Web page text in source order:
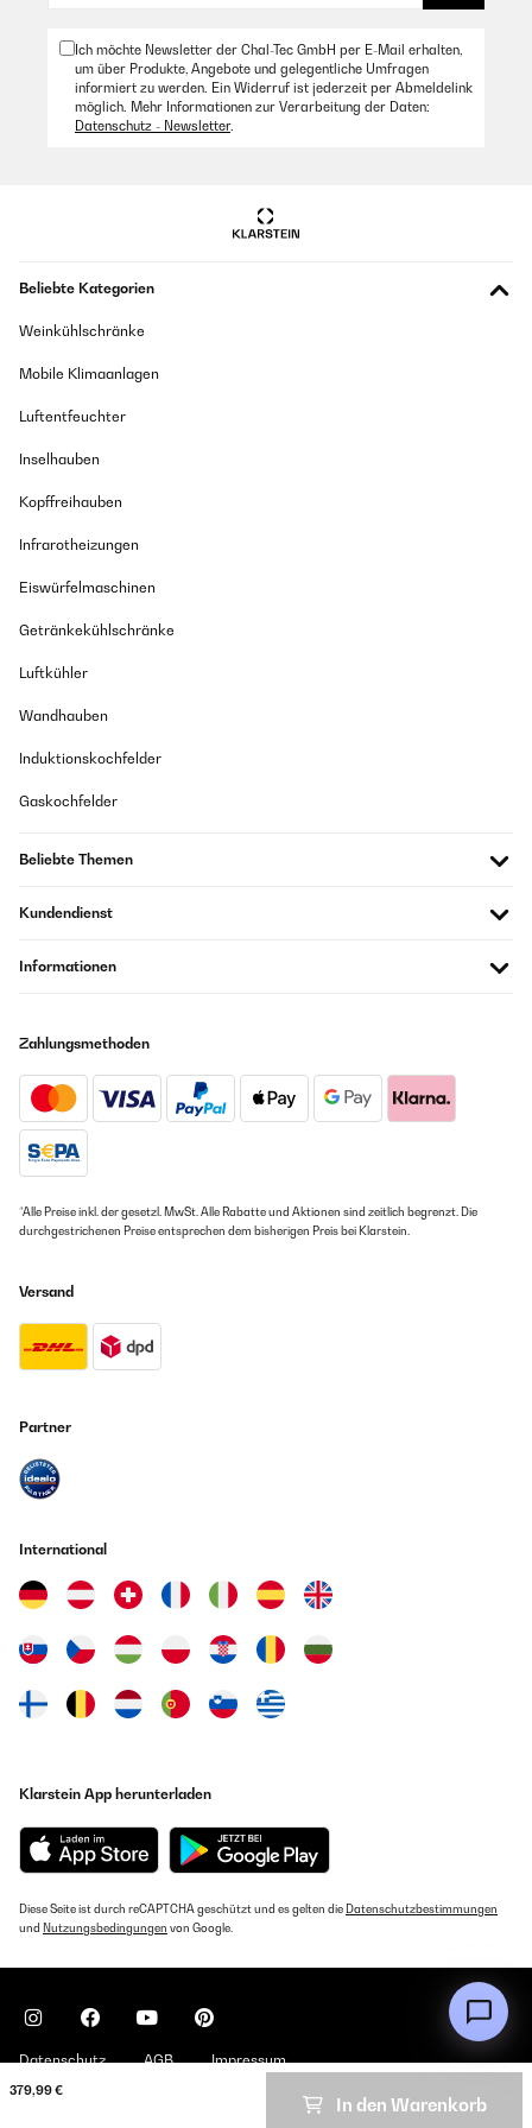
379,99 €
In den Warenkorb
cette situation. Veuillez contacter notre service client, nous
serons ravis de pouvoir vous aider.
Notre engagement est d’améliorer continuellement et de fournir
un service à la hauteur de vos attentes.
_______________________________
Übersetzen
Parece una maquina de buena calidad, funciona muy bien hasta
eigenständig überprüft
Perfetto per la produzione di cubetti di ghiaccio
Amazon Benutzer – Bewertung durch Chal-Tec GmbH nicht
Fonctionne très bien ,rapide . Dommage petite rayure ( mais bien
Amazon Benutzer – Bewertung durch Chal-Tec GmbH nicht
marca y de menor capacidad (12kg). La teníamos 24h encendida
casi cualquier bebida... Aquella máquina se nos estropeó un par
de veces en dos años.... Por suerte lo cubrió la garantía vez al
cabo de 10 meses, la enviamos a reparar en garantía y nos
llegaron a enviar una nueva unidad al no poder repararla.
Finalmente al cabo de un año la unidad de repuesto se volvió a
estropear... Ya fuera de garantía no pudiendo repararla.En base
una de mayor capacidad porque asumimos que a mayor
capacidad mayor robustez de materiales.Pues bien, creo que con
Amazon Benutzer – Bewertung durch Chal-Tec GmbH nicht
eigenständig überprüft
Rachat de celle-ci qui est mécaniquement est exactement la
inutilisables sous cette forme. Je pensais, en lisant le descriptif
de cette machine, avoir des glaçons utilisables et surtout
détachés, il n'en ai rien. En fait j'ai reçu une machine identique,
équipée il est vrai d'un système de broyage, c'est vraiment du
J'ai accordé 4 étoiles parce que le vendeur respecte ses
conditions de garantie et que les livraisons sont sérieuses.
eigenständig überprüft
Très bonne machine à glace ! Je l'utilise dans mon restaurant et
elle fait très bien le travail. Petit bémol ce pendant le système
Amazon Benutzer – Bewertung durch Chal-Tec GmbH nicht
eigenständig überprüft
Übersetzen
Ich möchte Newsletter der Chal-Tec GmbH per E-Mail erhalten,
um über Produkte, Angebote und gelegentliche Umfragen
informiert zu werden. Ein Widerruf ist jederzeit per Abmeldelink
möglich. Mehr Informationen zur Verarbeitung der Daten:
Datenschutz - Newsletter.
Beliebte Kategorien
Weinkühlschränke
Mobile Klimaanlagen
Luftentfeuchter
Inselhauben
Kopffreihauben
Infrarotheizungen
Eiswürfelmaschinen
Getränkekühlschränke
Luftkühler
Wandhauben
Induktionskochfelder
Gaskochfelder
Beliebte Themen
Kundendienst
Informationen
Zahlungsmethoden
*Alle Preise inkl. der gesetzl. MwSt. Alle Rabatte und Aktionen sind zeitlich begrenzt. Die
durchgestrichenen Preise entsprechen dem bisherigen Preis bei Klarstein.
Versand
Partner
International
Klarstein App herunterladen
Diese Seite ist durch reCAPTCHA geschützt und es gelten die Datenschutzbestimmungen
und Nutzungsbedingungen von Google.
Datenschutz AGB Impressum
Copyright © 2026 Klarstein. All rights reserved